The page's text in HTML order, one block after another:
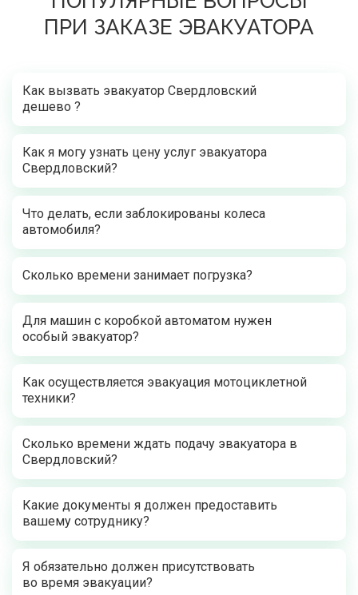
ПРИ ЗАКАЗЕ ЭВАКУАТОРА
Как вызвать эвакуатор Свердловский
дешево ?
Как я могу узнать цену услуг эвакуатора
Свердловский?
Что делать, если заблокированы колеса
автомобиля?
Сколько времени занимает погрузка?
Для машин с коробкой автоматом нужен
особый эвакуатор?
Как осуществляется эвакуация мотоциклетной
техники?
Сколько времени ждать подачу эвакуатора в
Свердловский?
Какие документы я должен предоставить
вашему сотруднику?
Я обязательно должен присутствовать
во время эвакуации?